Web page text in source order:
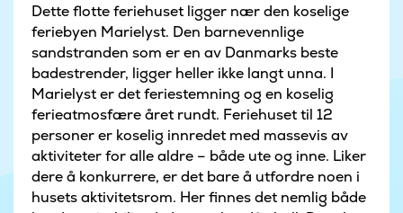
Dette flotte feriehuset ligger nær den koselige
feriebyen Marielyst. Den barnevennlige
sandstranden som er en av Danmarks beste
badestrender, ligger heller ikke langt unna. I
Marielyst er det feriestemning og en koselig
ferieatmosfære året rundt. Feriehuset til 12
personer er koselig innredet med massevis av
aktiviteter for alle aldre – både ute og inne. Liker
dere å konkurrere, er det bare å utfordre noen i
husets aktivitetsrom. Her finnes det nemlig både